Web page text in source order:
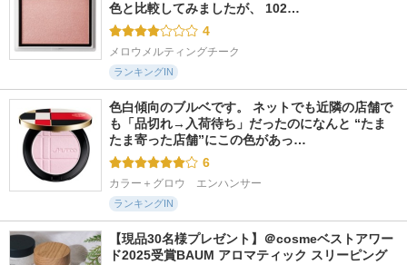
色と比較してみましたが、 102…
4
メロウメルティングチーク
ランキングIN
色白傾向のブルベです。 ネットでも近隣の店舗で
も「品切れ→入荷待ち」だったのになんと “たま
たま寄った店舗”にこの色があっ…
6
カラー＋グロウ　エンハンサー
ランキングIN
【現品30名様プレゼント】＠cosmeベストアワー
ド2025受賞BAUM アロマティック スリーピング